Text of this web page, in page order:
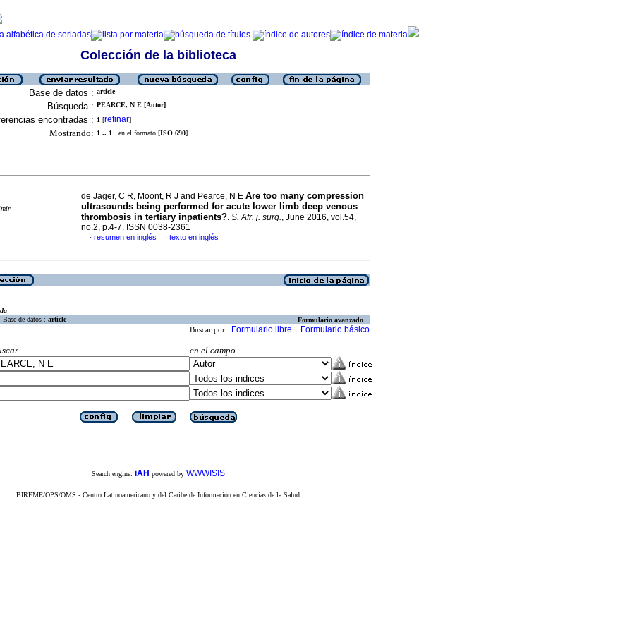
Colección de la biblioteca
Base de datos : article
Búsqueda : PEARCE, N E [Autor]
encontradas : 1 [refinar]
Mostrando: 1 .. 1 en el formato [ISO 690]
de Jager, C R, Moont, R J and Pearce, N E Are too many compression
ultrasounds being performed for acute lower limb deep venous
thrombosis in tertiary inpatients?. S. Afr. j. surg., June 2016, vol.54,
no.2, p.4-7. ISSN 0038-2361
· resumen en inglés · texto en inglés
Base de datos : article Formulario avanzado
Buscar por : Formulario libre Formulario básico
en el campo
Search engine: iAH powered by WWWISIS
BIREME/OPS/OMS - Centro Latinoamericano y del Caribe de Información en Ciencias de la Salud